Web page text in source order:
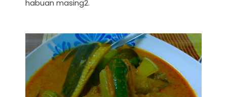
habuan masing2.